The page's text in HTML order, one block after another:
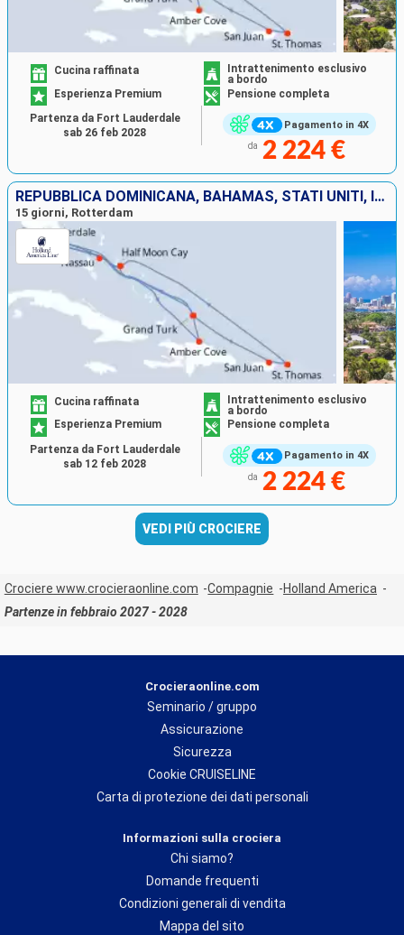
Pagamento in 4X
Cucina raffinata
Intrattenimento esclusivo
a bordo
Esperienza Premium
Pensione completa
da 2 224 €
Partenza da Fort Lauderdale
sab 26 feb 2028
REPUBBLICA DOMINICANA, BAHAMAS, STATI UNITI, ISOLE TURKS E CAICOS, PORTORICO, SAINT THOMAS
15 giorni, Rotterdam
Pagamento in 4X
Cucina raffinata
Intrattenimento esclusivo
a bordo
Esperienza Premium
Pensione completa
da 2 224 €
Partenza da Fort Lauderdale
sab 12 feb 2028
VEDI PIÙ CROCIERE
Crociere www.crocieraonline.com Compagnie
Holland America
Partenze in febbraio 2027 - 2028
Crocieraonline.com
Seminario / gruppo
Assicurazione
Sicurezza
Cookie CRUISELINE
Carta di protezione dei dati personali
Informazioni sulla crociera
Chi siamo?
Domande frequenti
Condizioni generali di vendita
Mappa del sito